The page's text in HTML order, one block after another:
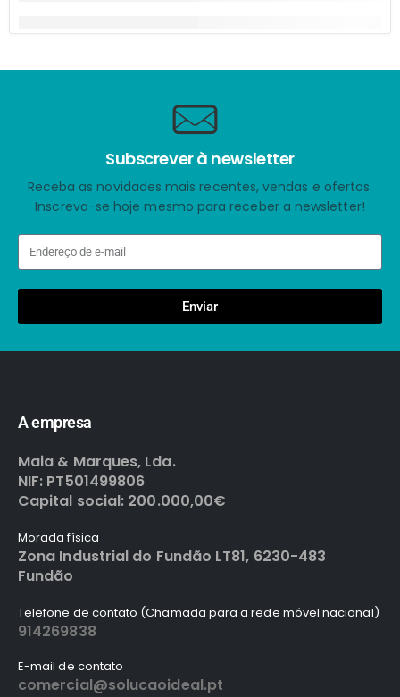
Subscrever à newsletter
Receba as novidades mais recentes, vendas e ofertas.
Inscreva-se hoje mesmo para receber a newsletter!
Enviar
A empresa
Maia & Marques, Lda.
NIF: PT501499806
Capital social: 200.000,00€
Morada física
Zona Industrial do Fundão LT81, 6230-483
Fundão
Telefone de contato (Chamada para a rede móvel nacional)
914269838
E-mail de contato
comercial@solucaoideal.pt